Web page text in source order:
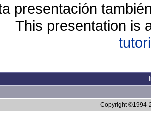
presentación
This presentation is
Copyright ©1994-